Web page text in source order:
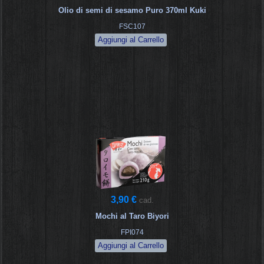
Olio di semi di sesamo Puro 370ml Kuki
FSC107
3,90 € cad.
Mochi al Taro Biyori
FPI074